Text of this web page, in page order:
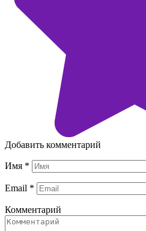
Добавить комментарий
Имя *
Email *
Комментарий